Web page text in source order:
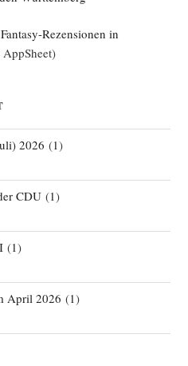
Rezensionen in
2026 (1)
CDU(1)
(1)
April 2026 (1)